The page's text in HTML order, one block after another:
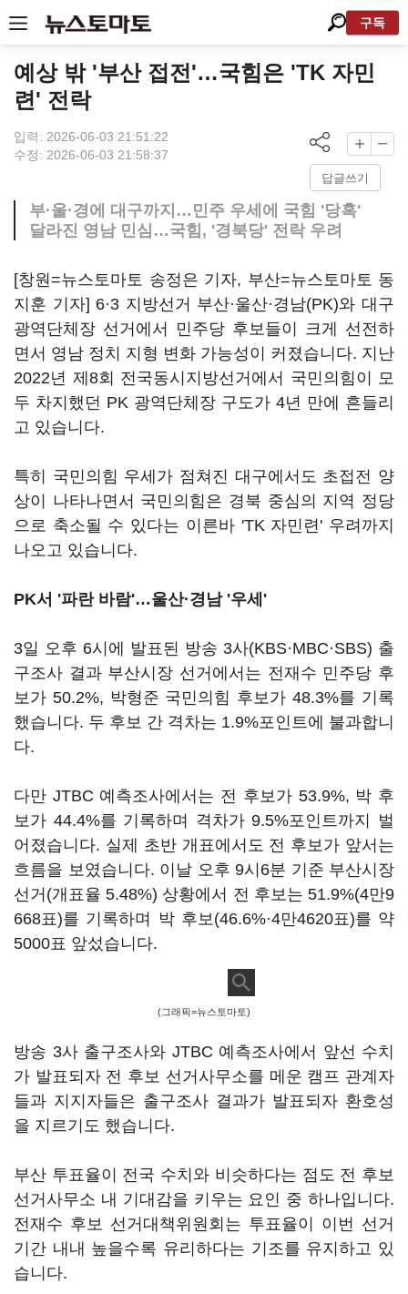
구독
예상 밖 '부산 접전'…국힘은 'TK 자민
련' 전락
입력: 2026-06-03 21:51:22
수정: 2026-06-03 21:58:37
답글쓰기
부·울·경에 대구까지…민주 우세에 국힘 '당혹'
달라진 영남 민심…국힘, '경북당' 전락 우려
[창원=뉴스토마토 송정은 기자, 부산=뉴스토마토 동
지훈 기자] 6·3 지방선거 부산·울산·경남(PK)와 대구
광역단체장 선거에서 민주당 후보들이 크게 선전하
면서 영남 정치 지형 변화 가능성이 커졌습니다. 지난
2022년 제8회 전국동시지방선거에서 국민의힘이 모
두 차지했던 PK 광역단체장 구도가 4년 만에 흔들리
고 있습니다.
특히 국민의힘 우세가 점쳐진 대구에서도 초접전 양
상이 나타나면서 국민의힘은 경북 중심의 지역 정당
으로 축소될 수 있다는 이른바 'TK 자민련' 우려까지
나오고 있습니다.
PK서 '파란 바람'…울산·경남 '우세'
3일 오후 6시에 발표된 방송 3사(KBS·MBC·SBS) 출
구조사 결과 부산시장 선거에서는 전재수 민주당 후
보가 50.2%, 박형준 국민의힘 후보가 48.3%를 기록
했습니다. 두 후보 간 격차는 1.9%포인트에 불과합니
다.
다만 JTBC 예측조사에서는 전 후보가 53.9%, 박 후
보가 44.4%를 기록하며 격차가 9.5%포인트까지 벌
어졌습니다. 실제 초반 개표에서도 전 후보가 앞서는
흐름을 보였습니다. 이날 오후 9시6분 기준 부산시장
선거(개표율 5.48%) 상황에서 전 후보는 51.9%(4만9
668표)를 기록하며 박 후보(46.6%·4만4620표)를 약
5000표 앞섰습니다.
(그래픽=뉴스토마토)
방송 3사 출구조사와 JTBC 예측조사에서 앞선 수치
가 발표되자 전 후보 선거사무소를 메운 캠프 관계자
들과 지지자들은 출구조사 결과가 발표되자 환호성
을 지르기도 했습니다.
부산 투표율이 전국 수치와 비슷하다는 점도 전 후보
선거사무소 내 기대감을 키우는 요인 중 하나입니다.
전재수 후보 선거대책위원회는 투표율이 이번 선거
기간 내내 높을수록 유리하다는 기조를 유지하고 있
습니다.